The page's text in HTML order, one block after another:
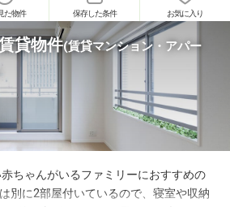
た物件 保存した条件 お気に入り
貸物件(賃貸マンション・アパー
ちゃんがいるファミリーにおすすめの
別に2部屋付いているので、寝室や収納